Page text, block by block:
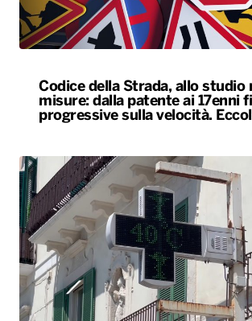
Codice della Strada, allo studio
misure: dalla patente ai 17enni
progressive sulla velocità.